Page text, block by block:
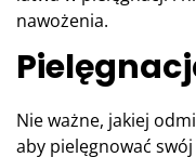
nawożenia.
Nie ważne, jakiej
aby pielęgnować